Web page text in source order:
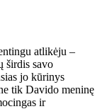
atlikėju –
širdis savo
jo kūrinys
tik Davido meninę
ir